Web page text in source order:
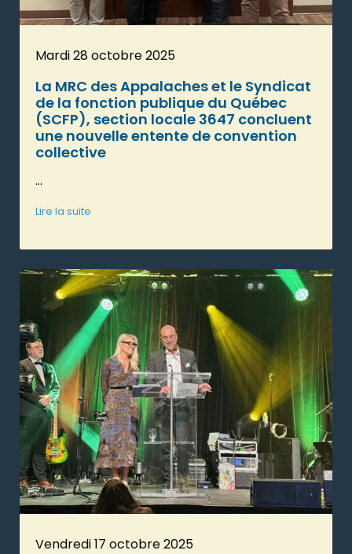
Mardi 28 octobre 2025
La MRC des Appalaches et le Syndicat
de la fonction publique du Québec
(SCFP), section locale 3647 concluent
une nouvelle entente de convention
collective
...
Lire la suite
Vendredi 17 octobre 2025